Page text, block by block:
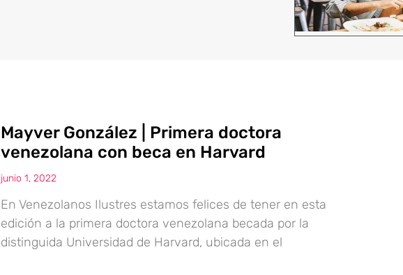
Mayver González | Primera doctora
venezolana con beca en Harvard
junio 1, 2022
En Venezolanos Ilustres estamos felices de tener en esta
edición a la primera doctora venezolana becada por la
distinguida Universidad de Harvard, ubicada en el